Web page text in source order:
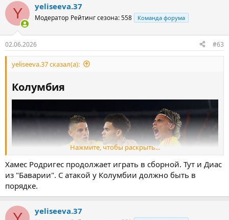
Полузащитники: Отабек Шукуров («Бани Яс»), Одильжон
Хамробеков («Трактор Тербиз»), Джамшид Искандеров
(«Нефтчи»), Достонбек Хамдамов («Пахтакор»), Акмаль
Мозговой («Пахтакор»), Азизджон Ганиев («Аль-Батаех»),
Азизбек Амонов («Бухара»), Шерзод Есанов («Бухара»).
Нападающие: Элдор Шомуродов («Истанбул Башакшехир»),
(«Эстегляль»), Остон Урунов («Персеполис»), Аббосбек
Файзуллаев («Истанбул Башакшехир»).
Y yeliseeva.37
Модератор Рейтинг сезона: 558 Команда форума
02.06.2026 #63
yeliseeva.37 сказал(а):
Колумбия​
Нажмите, чтобы раскрыть...
Хамес Родригес продолжает играть в сборной. Тут и Диас
из "Баварии". С атакой у Колумбии должно быть в
порядке.
yeliseeva.37